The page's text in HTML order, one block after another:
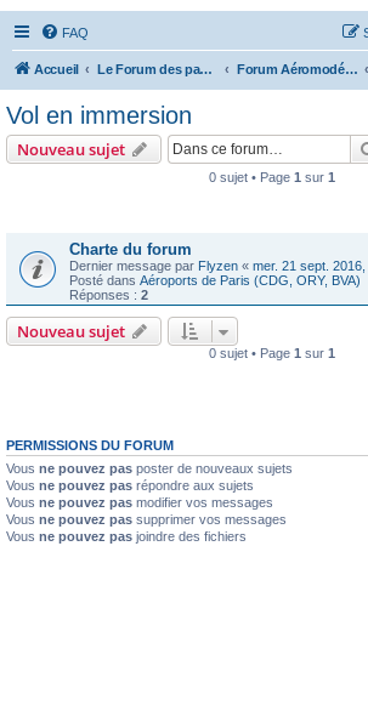
FAQ
Accueil Le Forum des passionnés d'aviation Forum Aéromodélisme
Vol en immersion
Nouveau sujet
0 sujet • Page 1 sur 1
Charte du forum
Dernier message par Flyzen « mer. 21 sept.
Posté dans Aéroports de Paris (CDG, ORY, BVA)
Réponses : 2
Nouveau sujet
0 sujet • Page 1 sur 1
PERMISSIONS DU FORUM
Vous ne pouvez pas poster de nouveaux sujets
Vous ne pouvez pas répondre aux sujets
Vous ne pouvez pas modifier vos messages
Vous ne pouvez pas supprimer vos messages
Vous ne pouvez pas joindre des fichiers